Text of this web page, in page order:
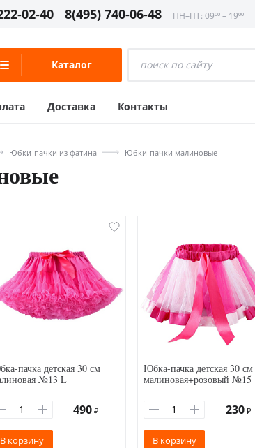
02-40 8(495) 740-06-48 ПН–ПТ: 09⁰⁰ – 19⁰⁰
Каталог
Доставка Контакты
Юбки-пачки из фатина Юбки-пачки малиновые
пачка детская 30 см
№13 L
490 ₽
В корзину
Юбка-пачка детская 30 см
малиновая+розовый №15
230 ₽
В корзину